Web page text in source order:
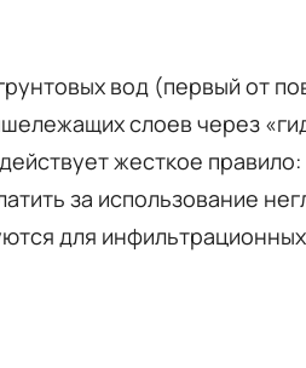
вод (первый от
слоев через
жесткое
за использование
для